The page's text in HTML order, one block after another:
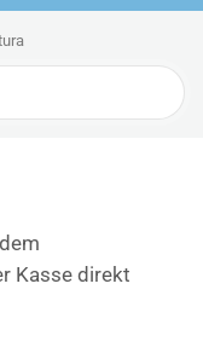
Kasse direkt